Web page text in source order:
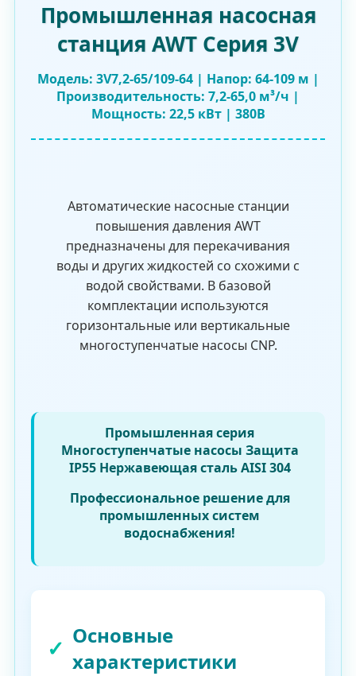
Промышленная насосная
станция AWT Серия 3V
Модель: 3V7,2-65/109-64 | Напор: 64-109 м |
Производительность: 7,2-65,0 м³/ч |
Мощность: 22,5 кВт | 380В
Автоматические насосные станции
повышения давления AWT
предназначены для перекачивания
воды и других жидкостей со схожими с
водой свойствами. В базовой
комплектации используются
горизонтальные или вертикальные
многоступенчатые насосы CNP.
Промышленная серия
Многоступенчатые насосы Защита
IP55 Нержавеющая сталь AISI 304
Профессиональное решение для
промышленных систем
водоснабжения!
Основные
характеристики